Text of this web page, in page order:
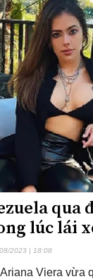
qua
lúc lái
2023 | 18:08
Viera vừa